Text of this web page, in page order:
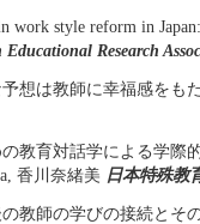
work style reform in
Educational Research
予想は教師に幸福感を
の教育対話学による学
香川奈緒美 日本特殊教
の教師の学びの接続とそ